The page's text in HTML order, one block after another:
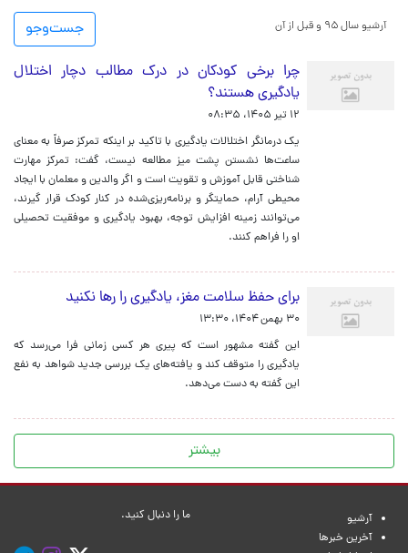
جست‌و‌جو آرشیو سال ۹۵ و قبل از آن
چرا برخی کودکان در درک مطالب دچار اختلال
یادگیری هستند؟
۱۲ تیر ۱۴۰۵، ۰۸:۳۵
یک درمانگر اختلالات یادگیری با تاکید بر اینکه تمرکز صرفاً به معنای
ساعت‌ها نشستن پشت میز مطالعه نیست، گفت: تمرکز مهارت
شناختی قابل آموزش و تقویت است و اگر والدین و معلمان با ایجاد
محیطی آرام، حمایتگر و برنامه‌ریزی‌شده در کنار کودک قرار گیرند،
می‌توانند زمینه افزایش توجه، بهبود یادگیری و موفقیت تحصیلی
او را فراهم کنند.
برای حفظ سلامت مغز، یادگیری را رها نکنید
۳۰ بهمن ۱۴۰۴، ۱۳:۳۰
این گفته مشهور است که پیری هر کسی زمانی فرا می‌رسد که
یادگیری را متوقف کند و یافته‌های یک بررسی جدید شواهد به نفع
این گفته به دست می‌دهد.
بیشتر
آرشیو
آخرین خبرها
ما را دنبال کنید.